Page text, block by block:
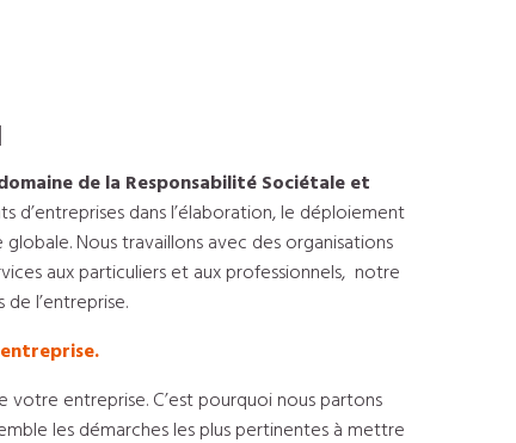
de la Responsabilité Sociétale et
d’entreprises dans l’élaboration, le déploiement
Nous travaillons avec des organisations
aux particuliers et aux professionnels, notre
l’entreprise.
votre entreprise. C’est pourquoi nous partons
les démarches les plus pertinentes à mettre